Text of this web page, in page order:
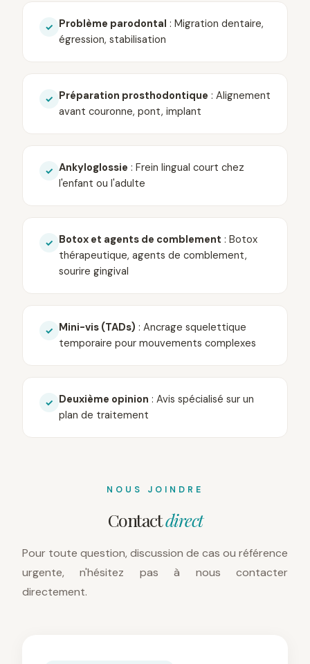
✓ Problème parodontal : Migration dentaire,
égression, stabilisation
✓ Préparation prosthodontique : Alignement
avant couronne, pont, implant
✓ Ankyloglossie : Frein lingual court chez
l'enfant ou l'adulte
✓ Botox et agents de comblement : Botox
thérapeutique, agents de comblement,
sourire gingival
✓ Mini-vis (TADs) : Ancrage squelettique
temporaire pour mouvements complexes
✓ Deuxième opinion : Avis spécialisé sur un
plan de traitement
NOUS JOINDRE
Contactdirect
Pour toute question, discussion de cas ou référence
urgente, n'hésitez pas à nous contacter
directement.